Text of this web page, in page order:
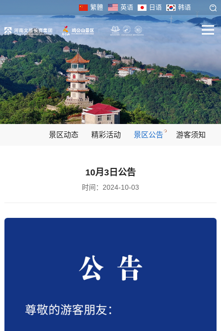
繁體 英语 日语 韩语
景区动态 精彩活动 景区公告 游客须知
10月3日公告
时间：2024-10-03